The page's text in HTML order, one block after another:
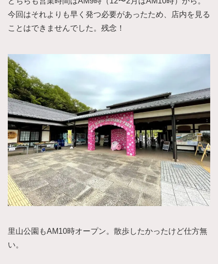
今回はそれよりも早く発つ必要があったため、店内を見る
ことはできませんでした。残念！
里山公園もAM10時オープン。散歩したかったけど仕方無
い。